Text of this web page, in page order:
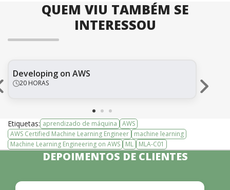
QUEM VIU TAMBÉM SE
INTERESSOU
Developing on AWS
20 HORAS
Etiquetas: aprendizado de máquina
AWS
AWS Certified Machine Learning Engineer
machine learning
Machine Learning Engineering on AWS
ML MLA-C01
DEPOIMENTOS DE CLIENTES